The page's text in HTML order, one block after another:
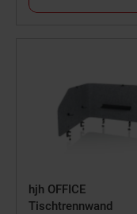
hjh OFFICE
Tischtrennwand